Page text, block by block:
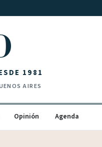
1981
AIRES
Opinión Agenda